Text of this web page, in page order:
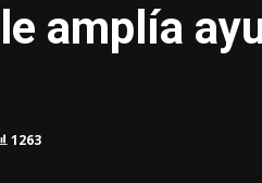
amplía
1263